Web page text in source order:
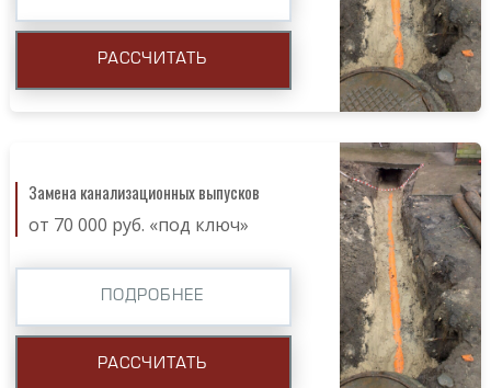
РАССЧИТАТЬ
Замена канализационных выпусков
от 70 000 руб. «под ключ»
ПОДРОБНЕЕ
РАССЧИТАТЬ